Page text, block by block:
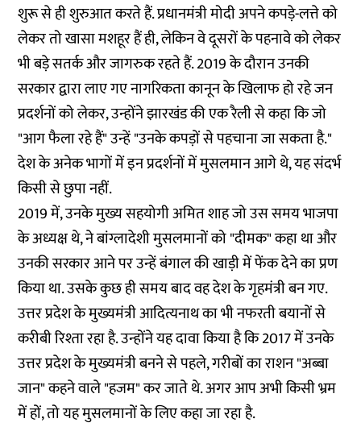
शुरू से ही शुरुआत करते हैं. प्रधानमंत्री मोदी अपने कपड़े-लत्ते को
लेकर तो खासा मशहूर हैं ही, लेकिन वे दूसरों के पहनावे को लेकर
भी बड़े सतर्क और जागरुक रहते हैं. 2019 के दौरान उनकी
सरकार द्वारा लाए गए नागरिकता कानून के खिलाफ हो रहे जन
प्रदर्शनों को लेकर, उन्होंने झारखंड की एकरैली से कहाकि जो
"आग फैला रहे हैं" उन्हें "उनके कपड़ों से पहचाना जा सकता है."
देश के अनेक भागों में इन प्रदर्शनों में मुसलमान आगे थे, यह संदर्भ
किसी से छुपा नहीं.
2019 में, उनके मुख्य सहयोगी अमित शाह जो उस समय भाजपा
के अध्यक्ष थे, ने बांग्लादेशी मुसलमानों को "दीमक"कहाथा और
उनकी सरकार आने पर उन्हें बंगाल की खाड़ी में फेंक देने का प्रण
किया था. उसके कुछ ही समय बाद वह देश के गृहमंत्री बन गए.
उत्तर प्रदेश के मुख्यमंत्री आदित्यनाथ का भी नफरती बयानों से
करीबी रिश्ता रहा है. उन्होंने यहदावाकिया है कि 2017 में उनके
उत्तर प्रदेश के मुख्यमंत्री बनने से पहले, गरीबों का राशन "अब्बा
जान" कहने वाले "हजम" कर जाते थे. अगर आप अभी किसी भ्रम
में हों, तो यह मुसलमानों के लिए कहा जा रहा है.